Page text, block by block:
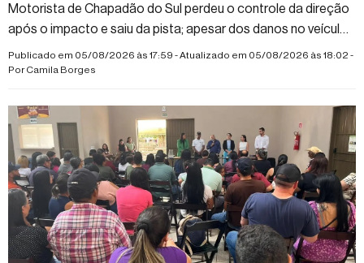
Motorista de Chapadão do Sul perdeu o controle da direção
após o impacto e saiu da pista; apesar dos danos no veículo,
ele não sofreu ferimentos graves
Publicado em 05/08/2026 às 17:59 - Atualizado em 05/08/2026 às 18:02 -
PorCamila Borges